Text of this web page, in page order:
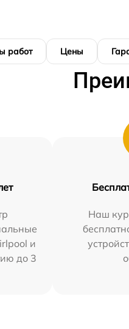
работ Цены
и
до 3
Наш